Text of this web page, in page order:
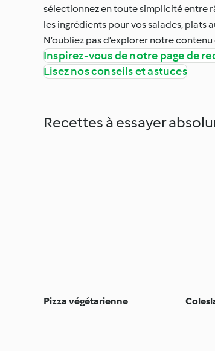
sélectionnez en toute simplicité entre
les ingrédients pour vos salades, plats
N’oubliez pas d’explorer notre
Inspirez-vous de notre page de
Lisez nos conseils et astuces
Recettes à essayer
Pizza végétarienne